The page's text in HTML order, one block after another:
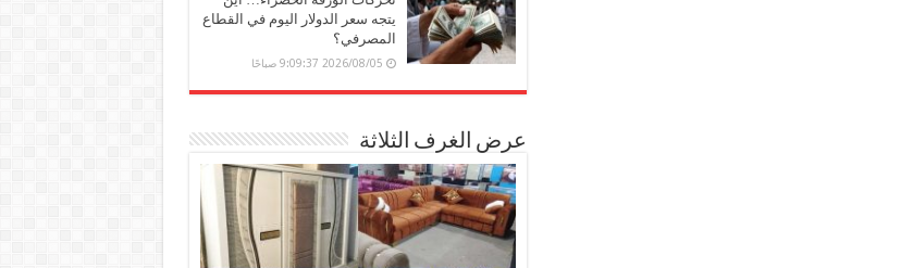
يتجه سعر الدولار اليوم في القطاع
المصرفي؟
2026/08/05 9:09:37 صباحًا
عرض الغرف الثلاثة